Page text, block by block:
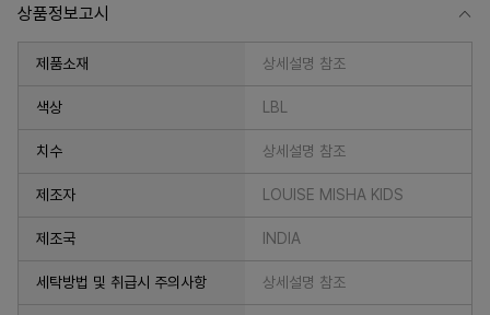
상품정보고시
제품소재 상세설명 참조
색상 LBL
치수 상세설명 참조
제조자 LOUISE MISHA KIDS
제조국 INDIA
세탁방법 및 취급시 주의사항 상세설명 참조